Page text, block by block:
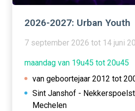
2026-2027: Urban Youth
7 september 2026 tot 14 juni
maandag van 19u45 tot 20u45
van geboortejaar 2012 tot
Sint Janshof -
Mechelen